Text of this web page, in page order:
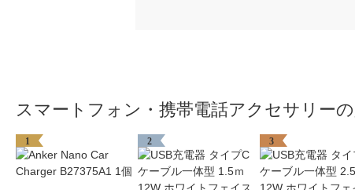
スマートフォン・携帯電話アクセサリー
1 2 3